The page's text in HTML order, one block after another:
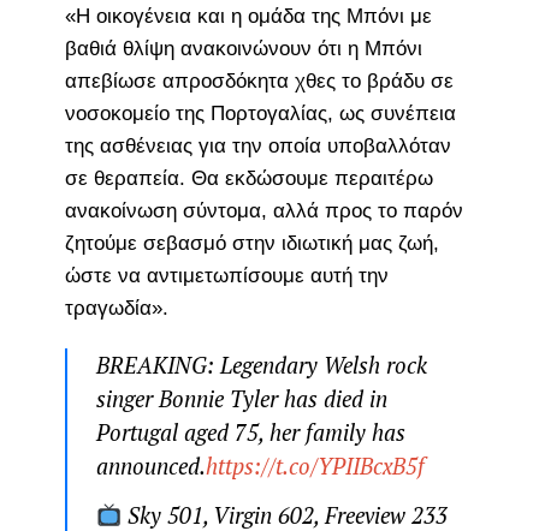
«Η οικογένεια και η ομάδα της Μπόνι με
βαθιά θλίψη ανακοινώνουν ότι η Μπόνι
απεβίωσε απροσδόκητα χθες το βράδυ σε
νοσοκομείο της Πορτογαλίας, ως συνέπεια
της ασθένειας για την οποία υποβαλλόταν
σε θεραπεία. Θα εκδώσουμε περαιτέρω
ανακοίνωση σύντομα, αλλά προς το παρόν
ζητούμε σεβασμό στην ιδιωτική μας ζωή,
ώστε να αντιμετωπίσουμε αυτή την
τραγωδία».
BREAKING: Legendary Welsh rock
singer Bonnie Tyler has died in
Portugal aged 75, her family has
announced.https://t.co/YPIIBcxB5f
Sky 501, Virgin 602, Freeview 233